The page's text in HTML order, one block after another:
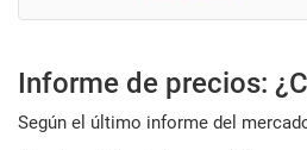
Informe de precios:
Según el último informe del